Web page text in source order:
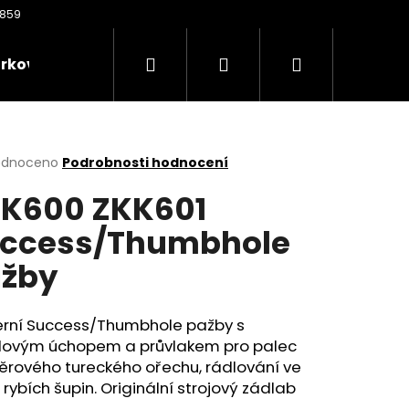
poukazy Oděvy Kontakty
Hledat PřihlášeníNákupní
Podrobnosti hodnocení
ZKK601
Thumbhole
Success/Thumbhole pažby s
úchopem a průvlakem pro palec
tureckého ořechu, rádlování ve
rybích šupin. Originální strojový zádlab
Následující